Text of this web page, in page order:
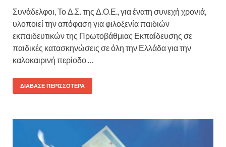
Συνάδελφοι, Το Δ.Σ. της Δ.Ο.Ε., για ένατη συνεχή χρονιά,
υλοποιεί την απόφαση για φιλοξενία παιδιών
εκπαιδευτικών της Πρωτοβάθμιας Εκπαίδευσης σε
παιδικές κατασκηνώσεις σε όλη την Ελλάδα για την
καλοκαιρινή περίοδο …
ΔΙΆΒΑΣΕ ΠΕΡΙΣΣΌΤΕΡΑ